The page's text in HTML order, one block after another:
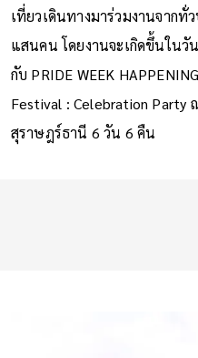
เที่ยวเดินทางมาร่วมงานจากทั่
แสนคน โดยงานจะเกิดขึ้นใน
กับ PRIDE WEEK
Festival : Celebration Party
สุราษฎร์ธานี 6 วัน 6 คืน